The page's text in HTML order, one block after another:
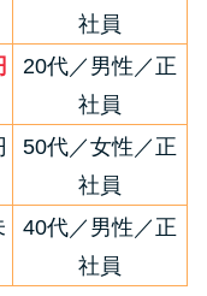
社員
20代／男性／正
社員
50代／女性／正
社員
40代／男性／正
社員